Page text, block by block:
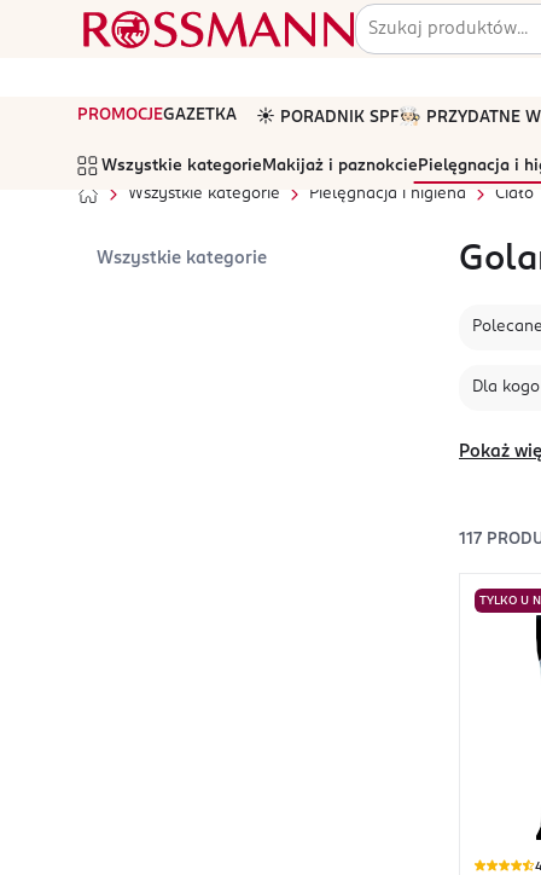
PROMOCJEGAZETKA ☀️ PORADNIK SPF🧑🏻‍🍳 PRZYDATNE
Wszystkie kategorie Makijaż i paznokcie Pielęgnacja i
Wszystkie kategorie
Pielęgnacja i higiena Ciało
Wszystkie kategorie
Polecane
Dla kogo
Pokaż
117
TYLKO U